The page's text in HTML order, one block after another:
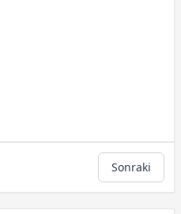
Sonraki